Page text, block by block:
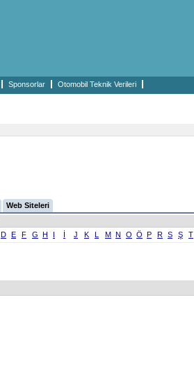
Sponsorlar Otomobil Teknik Verileri
Web Siteleri
D E F G H I İ J K L M N O Ö P R S Ş T